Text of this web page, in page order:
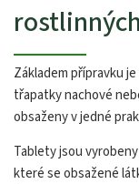
Základem přípravku
třapatky nachové
obsaženy v jedné
Tablety jsou
které se obsažené